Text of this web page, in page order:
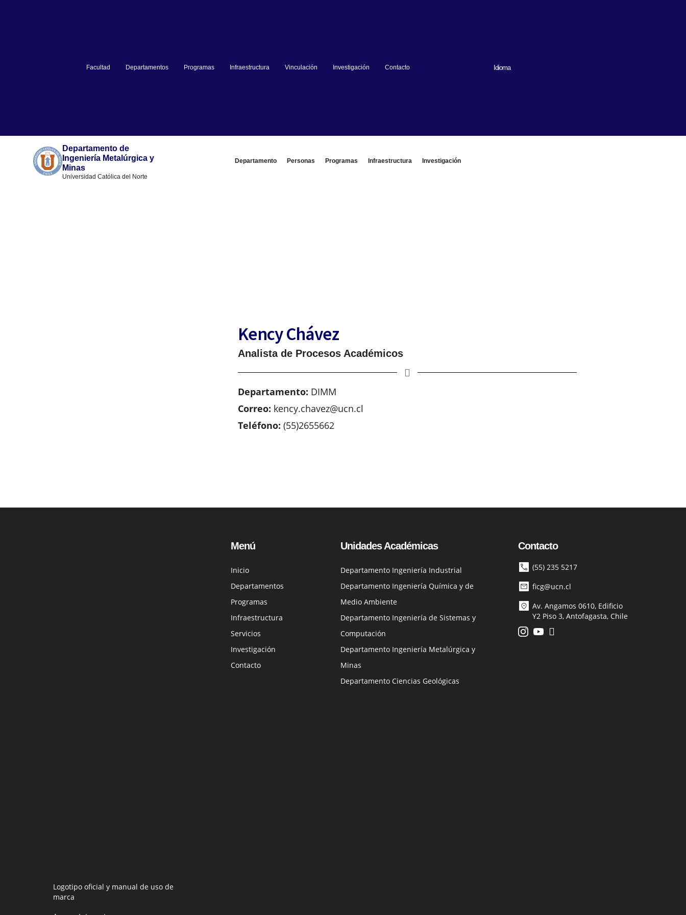
Facultad Departamentos Programas Infraestructura Vinculación Investigación Contacto Idioma
Departamento de
Ingeniería Metalúrgica y
Minas
Universidad Católica del Norte
Departamento Personas Programas Infraestructura Investigación
Kency Chávez
Analista de Procesos Académicos
Departamento: DIMM
Correo: kency.chavez@ucn.cl
Teléfono: (55)2655662
Logotipo oficial y manual de uso de
marca
Menú
Inicio
Departamentos
Programas
Infraestructura
Servicios
Investigación
Contacto
Unidades Académicas
Departamento Ingeniería Industrial
Departamento Ingeniería Química y de
Medio Ambiente
Departamento Ingeniería de Sistemas y
Computación
Departamento Ingeniería Metalúrgica y
Minas
Departamento Ciencias Geológicas
Contacto
(55) 235 5217
ficg@ucn.cl
Av. Angamos 0610, Edificio
Y2 Piso 3, Antofagasta, Chile